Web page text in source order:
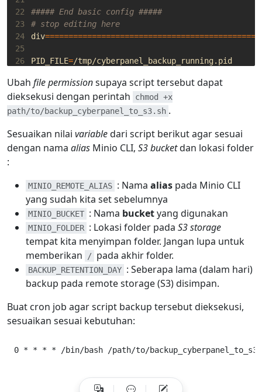
22
##### End basic config #####
23
# stop editing here
24
div
25
26
PID_FILE=
28
# prevent multiple backup running at the same
29
if [ -f "$PID_FILE" ];
then
30
echo
"Process is running! Exiting..."
32
fi
33
touch $PID_FILE
36
for WEBSITE in $(echo "${LIST_WEBSITES
"Backing up WEBSITE
    cyberpanel createBackup --domainName
40
echo
"Uploading to S3..."
    mc mirror /home/
${WEBSITE}/backup/
43
echo "Remove old backup..."
46
47
    mc rm
$MINIO_REMOTE_ALIAS
Ubah file permissionsupaya script tersebut dapat
dieksekusi dengan perintah
chmod +x
path/to/backup_cyberpanel_to_s3.sh .
Sesuaikan nilai variabledari script berikut agar sesuai
dengan nama alias Minio CLI, S3 bucketdan lokasi folder
:
MINIO_REMOTE_ALIAS : Nama alias pada Minio CLI
yang sudah kita set sebelumnya
MINIO_BUCKET : Nama bucketyang digunakan
MINIO_FOLDER : Lokasi folder pada S3 storage
tempat kita menyimpan folder. Jangan lupa untuk
memberikan
/ pada akhir folder.
BACKUP_RETENTION_DAY : Seberapa lama (dalam hari)
backup pada remote storage (S3) disimpan.
Buat cron job agar script backup tersebut dieksekusi,
sesuaikan sesuai kebutuhan: